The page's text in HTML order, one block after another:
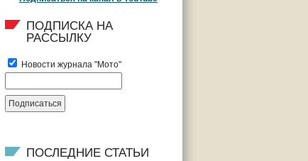
ПОДПИСКА НА
РАССЫЛКУ
Новости журнала "Мото"
ПОСЛЕДНИЕ СТАТЬИ